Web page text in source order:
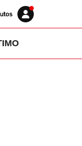
Iniciar
sesión